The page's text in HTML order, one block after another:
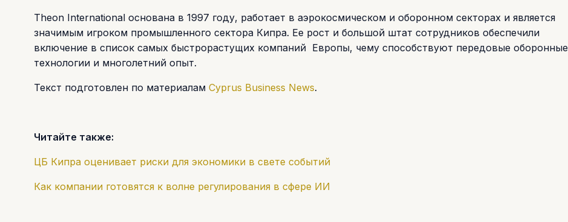
Theon International основана в 1997 году, работает в аэрокосмическом и оборонном секторах и является
значимым игроком промышленного сектора Кипра. Ее рост и большой штат сотрудников обеспечили
включение в список самых быстрорастущих компаний Европы, чему способствуют передовые оборонные
технологии и многолетний опыт.
Текст подготовлен по материалам Cyprus Business News.
Читайте также:
ЦБ Кипра оценивает риски для экономики в свете событий
Как компании готовятся к волне регулирования в сфере ИИ